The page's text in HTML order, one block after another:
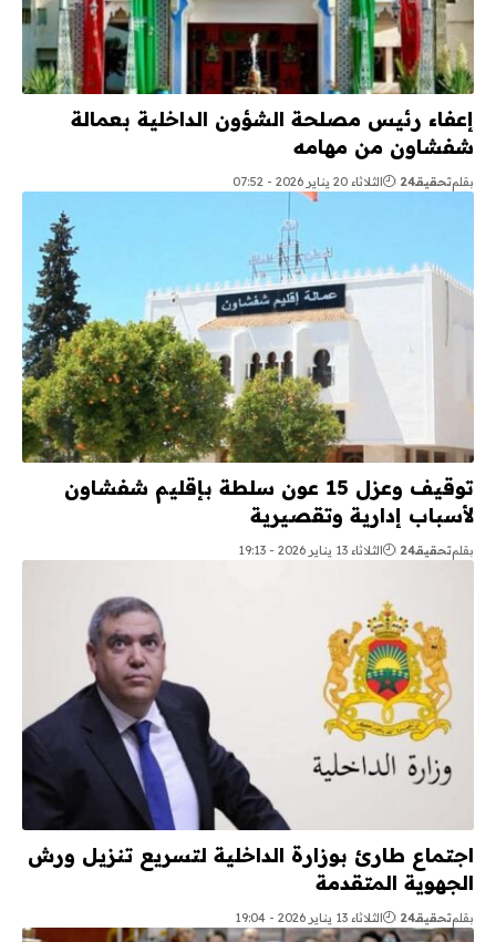
إعفاء رئيس مصلحة الشؤون الداخلية بعمالة
شفشاون من مهامه
بقلمتحقيقـ24 الثلاثاء 20 يناير 2026 - 07:52
توقيف وعزل 15 عون سلطة بإقليم شفشاون
لأسباب إدارية وتقصيرية
بقلمتحقيقـ24 الثلاثاء 13 يناير 2026 - 19:13
اجتماع طارئ بوزارة الداخلية لتسريع تنزيل ورش
الجهوية المتقدمة
بقلمتحقيقـ24 الثلاثاء 13 يناير 2026 - 19:04